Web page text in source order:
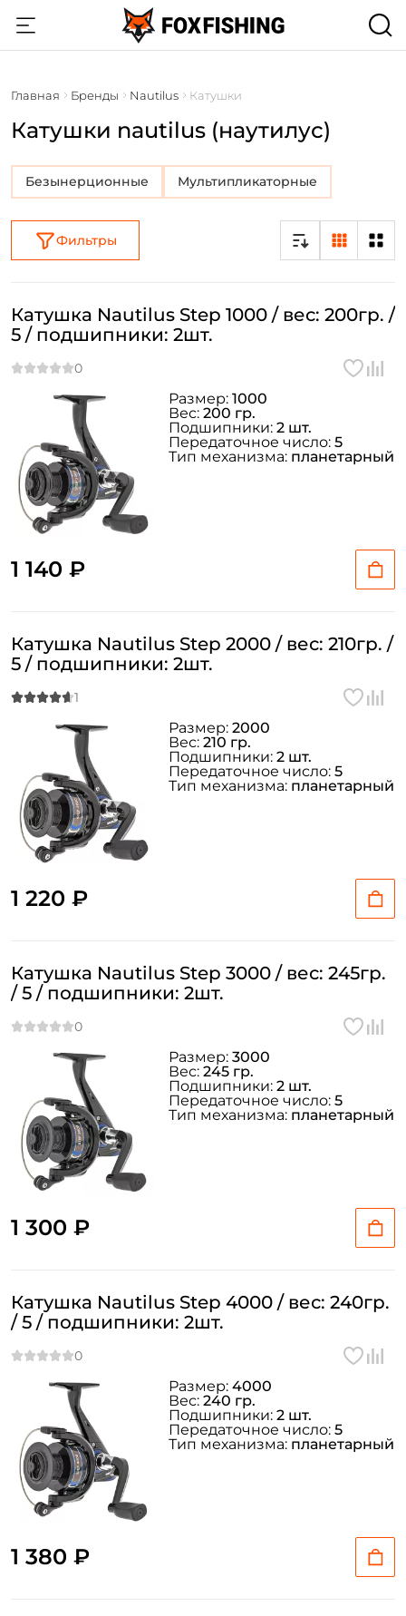
Главная Бренды Nautilus Катушки
Катушки nautilus (наутилус)
Безынерционные Мультипликаторные
Фильтры
Катушка Nautilus Step 1000 / вес: 200гр. /
5 / подшипники: 2шт.
1 140 ₽
Размер: 1000
Вес: 200 гр.
Подшипники: 2 шт.
Передаточное число: 5
Тип механизма: планетарный
Катушка Nautilus Step 2000 / вес: 210гр. /
5 / подшипники: 2шт.
1 220 ₽
Размер: 2000
Вес: 210 гр.
Подшипники: 2 шт.
Передаточное число: 5
Тип механизма: планетарный
Катушка Nautilus Step 3000 / вес: 245гр.
/ 5 / подшипники: 2шт.
1 300 ₽
Размер: 3000
Вес: 245 гр.
Подшипники: 2 шт.
Передаточное число: 5
Тип механизма: планетарный
Катушка Nautilus Step 4000 / вес: 240гр.
/ 5 / подшипники: 2шт.
1 380 ₽
Размер: 4000
Вес: 240 гр.
Подшипники: 2 шт.
Передаточное число: 5
Тип механизма: планетарный